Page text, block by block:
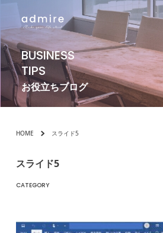
BUSINESS
TIPS
お役立ちブログ
HOME スライド5
スライド5
CATEGORY